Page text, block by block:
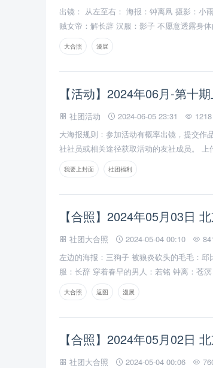
出镜： 从左至右： 海报：钟离凧 摄影：小
贼女帝：解长辞 汉服：影子 不愿意透露身
一个摄影：戮月
大合照 漫展
【活动】2024年06月-第十
社团活动 2024-06-05 23:31 1218
大海报规则：参加活动有概率出镜，提交作
社社员或相关途径获取活动的友社成员。
为本人作品。上传作品不限制数量，入选后
社社团常规免费活动，无其他收费内容，
归吾喵春早社所有。其规定明信片、海报等
我要上封面 社团福利
【合照】2024年05月03日
社团大合照 2024-05-04 00:10
左边的海报：三狗子 被狼炎砍头的毛毛：
服：长辞 穿着春早的男人：若铭 钟离：苍
还是钟离凧
大合照 返图 漫展
【合照】2024年05月02日
社团大合照 2024-05-04 00:06